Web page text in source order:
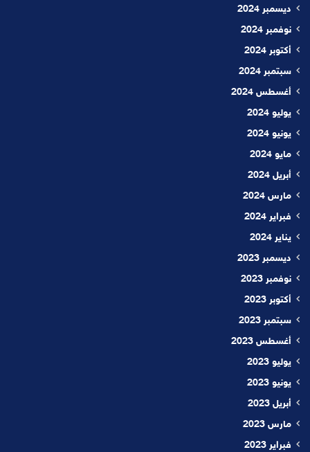
ديسمبر 2024
نوفمبر 2024
أكتوبر 2024
سبتمبر 2024
أغسطس 2024
يوليو 2024
يونيو 2024
مايو 2024
أبريل 2024
مارس 2024
فبراير 2024
يناير 2024
ديسمبر 2023
نوفمبر 2023
أكتوبر 2023
سبتمبر 2023
أغسطس 2023
يوليو 2023
يونيو 2023
أبريل 2023
مارس 2023
فبراير 2023